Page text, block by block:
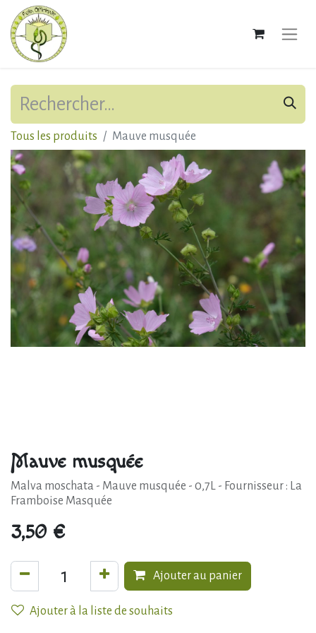
Tous les produits Mauve musquée
Mauve musquée
Malva moschata - Mauve musquée - 0,7L - Fournisseur : La
Framboise Masquée
3,50€
Ajouter au panier
Ajouter à la liste de souhaits